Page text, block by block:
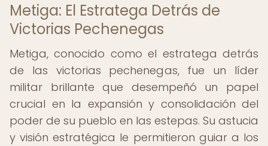
Metiga: El Estratega Detrás de
Victorias Pechenegas
Metiga, conocido como el estratega detrás
de las victorias pechenegas, fue un líder
militar brillante que desempeñó un papel
crucial en la expansión y consolidación del
poder de su pueblo en las estepas. Su astucia
y visión estratégica le permitieron guiar a los